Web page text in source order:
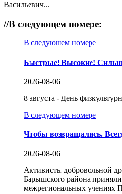
Васильевич...
//В следующем номере:
В следующем номере
Быстрые! Высокие!
2026-08-06
8 августа - День
В следующем номере
Чтобы возвращались.
2026-08-06
Активисты добровольной
Барышского района
межрегиональных учениях